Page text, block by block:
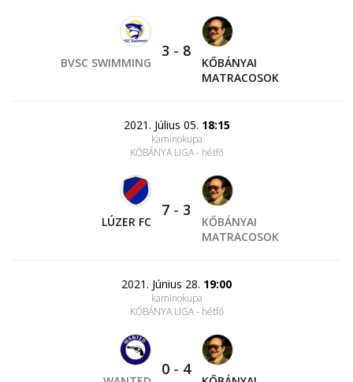
BVSC SWIMMING
3 - 8
KŐBÁNYAI
MATRACOSOK
2021. Július 05. 18:15
kaminokupa
KŐBÁNYA LIGA - hétfő
LÚZER FC
7 - 3
KŐBÁNYAI
MATRACOSOK
2021. Június 28. 19:00
kaminokupa
KŐBÁNYA LIGA - hétfő
0 - 4